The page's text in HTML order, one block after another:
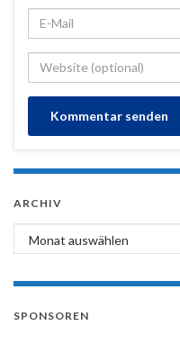
ARCHIV
Archiv
SPONSOREN